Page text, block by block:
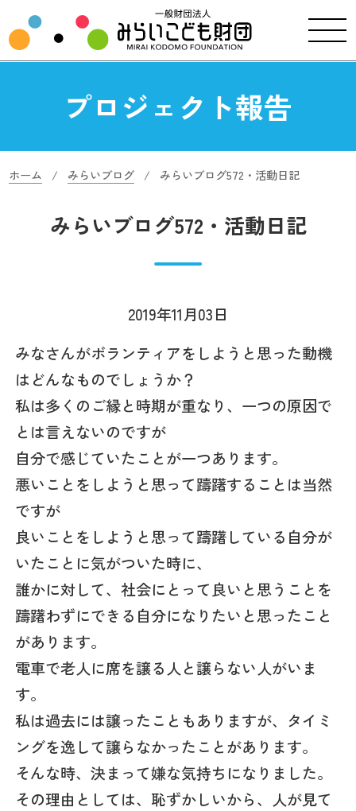
プロジェクト報告
ホーム みらいブログ みらいブログ572・活動日記
みらいブログ572・活動日記
2019年11月03日
みなさんがボランティアをしようと思った動機
はどんなものでしょうか？
私は多くのご縁と時期が重なり、一つの原因で
とは言えないのですが
自分で感じていたことが一つあります。
悪いことをしようと思って躊躇することは当然
ですが
良いことをしようと思って躊躇している自分が
いたことに気がついた時に、
誰かに対して、社会にとって良いと思うことを
躊躇わずにできる自分になりたいと思ったこと
があります。
電車で老人に席を譲る人と譲らない人がいま
す。
私は過去には譲ったこともありますが、タイミ
ングを逸して譲らなかったことがあります。
そんな時、決まって嫌な気持ちになりました。
その理由としては、恥ずかしいから、人が見て